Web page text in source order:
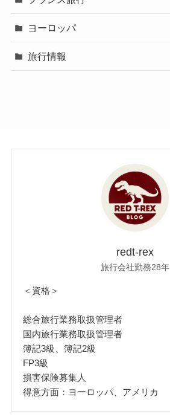
ヨーロッパ
旅行情報
redt-rex
旅行会社勤務28年
＜資格＞
総合旅行業務取扱管理者
国内旅行業務取扱管理者
簿記3級、簿記2級
FP3級
損害保険募集人
得意方面：ヨーロッパ、アメリカ